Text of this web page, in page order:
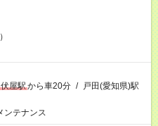
伏屋駅から車20分 / 戸田(愛知県)駅
ンテナンス